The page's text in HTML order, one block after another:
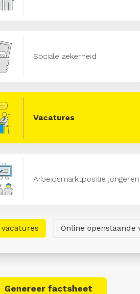
Sociale zekerheid
Vacatures
Arbeidsmarktpositie jongeren
Online openstaande
Genereer factsheet